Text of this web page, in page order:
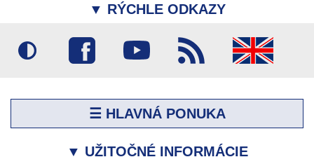
▼ RÝCHLE ODKAZY
☰ HLAVNÁ PONUKA
▼ UŽITOČNÉ INFORMÁCIE